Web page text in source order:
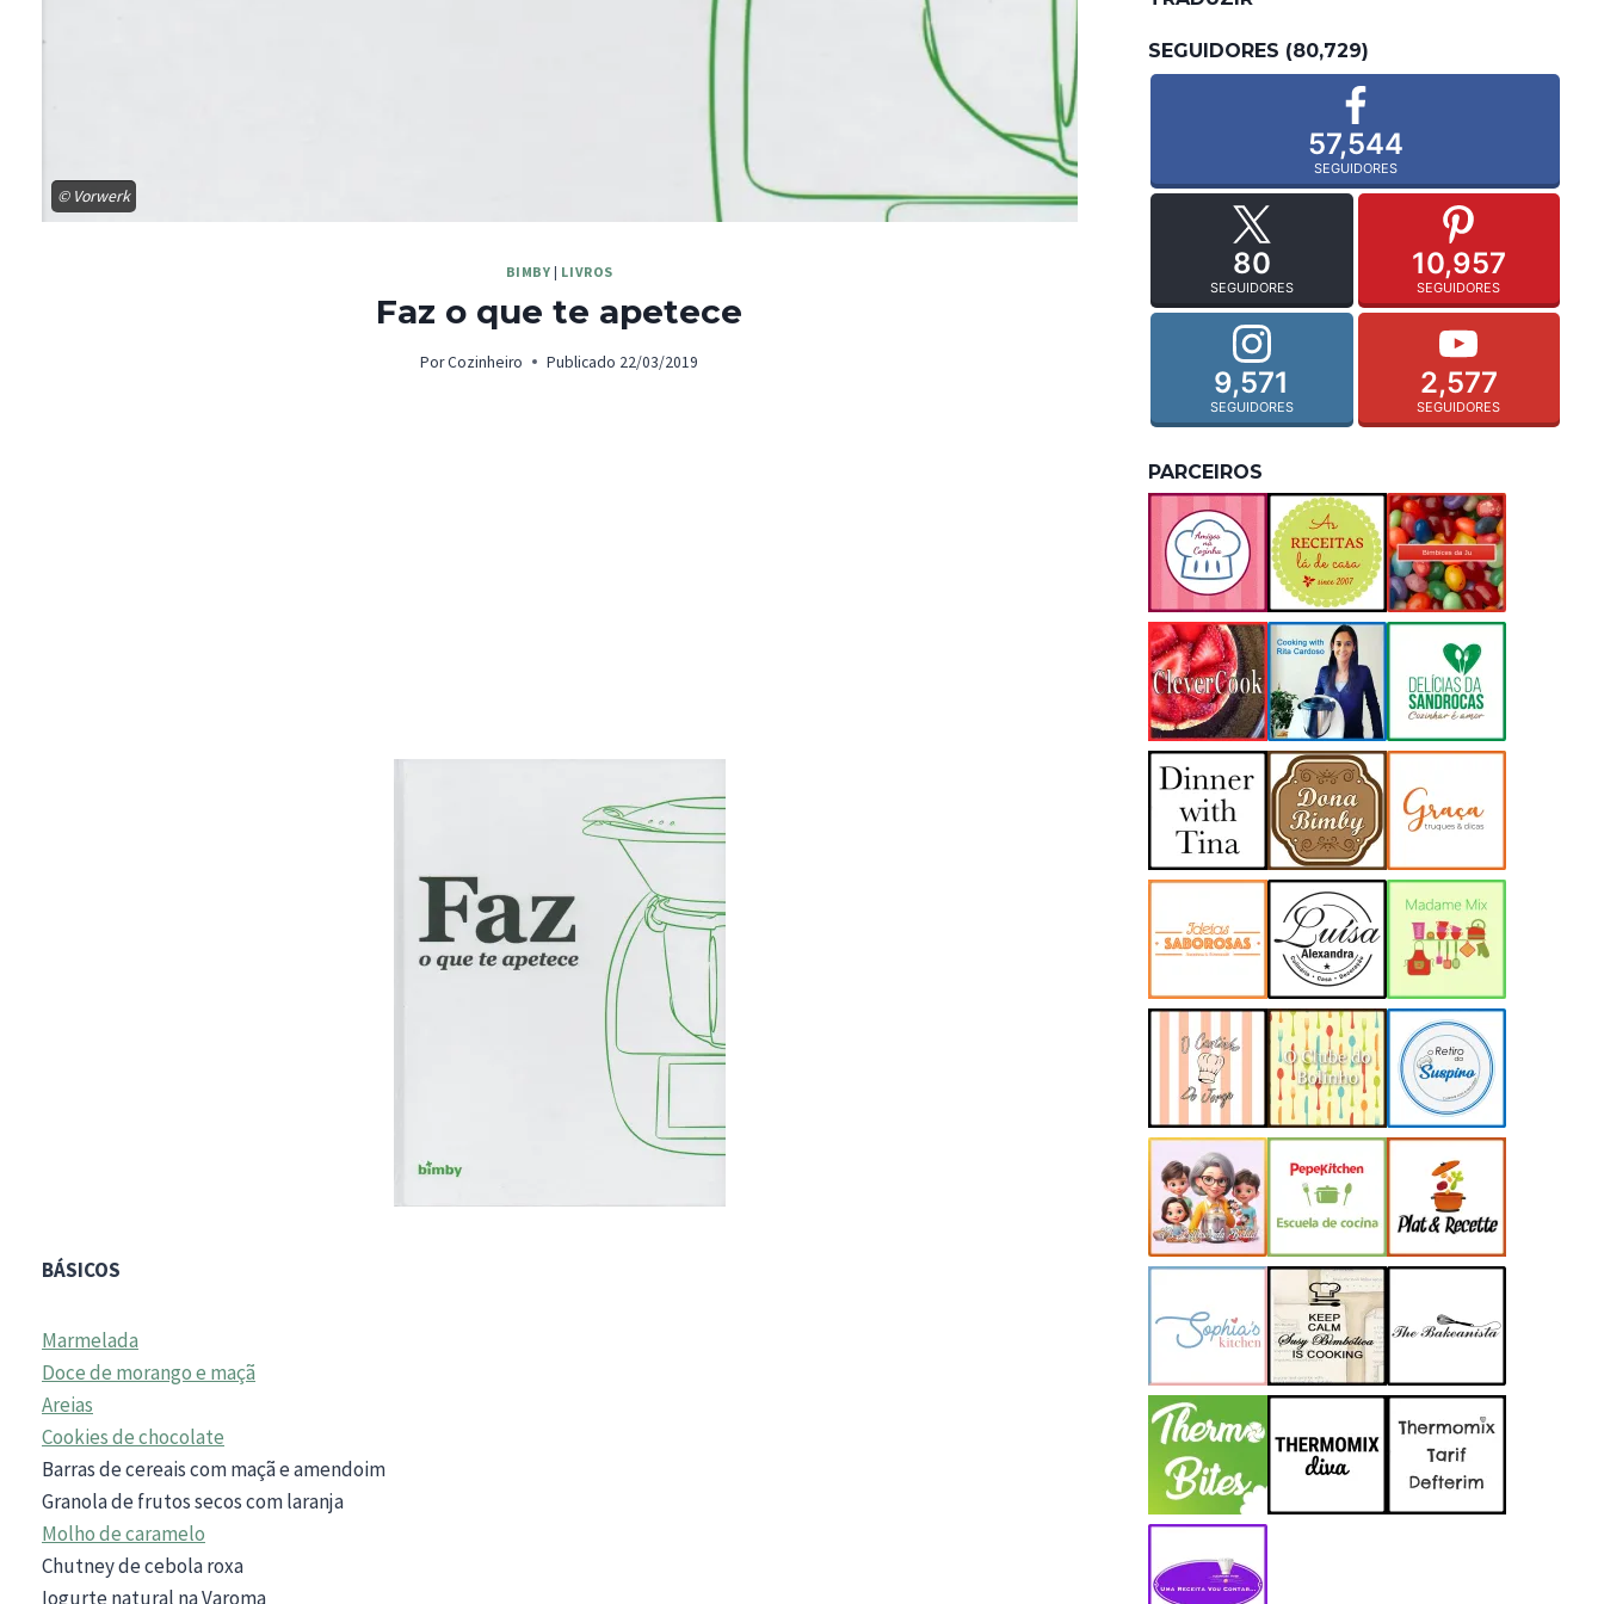
© Vorwerk
BIMBY | LIVROS
Faz o que te apetece
PorCozinheiro Publicado 22/03/2019
BÁSICOS
Marmelada
Doce de morango e maçã
Areias
Cookies de chocolate
Barras de cereais com maçã e amendoim
Granola de frutos secos com laranja
Molho de caramelo
Chutney de cebola roxa
Iogurte natural na Varoma
SEGUIDORES (80,729)
57,544
SEGUIDORES
80
SEGUIDORES
10,957
SEGUIDORES
9,571
SEGUIDORES
2,577
SEGUIDORES
PARCEIROS